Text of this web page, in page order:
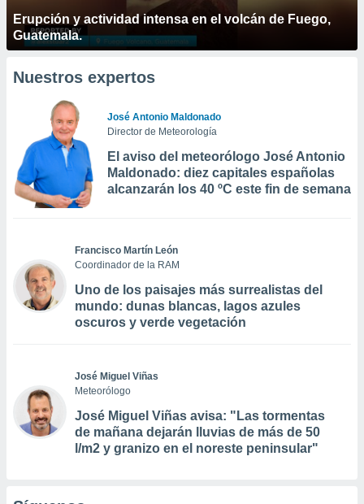
Erupción y actividad intensa en el volcán de Fuego,
Guatemala.
Nuestros expertos
José Antonio Maldonado
Director de Meteorología
El aviso del meteorólogo José Antonio
Maldonado: diez capitales españolas
alcanzarán los 40 ºC este fin de semana
Francisco Martín León
Coordinador de la RAM
Uno de los paisajes más surrealistas del
mundo: dunas blancas, lagos azules
oscuros y verde vegetación
José Miguel Viñas
Meteorólogo
José Miguel Viñas avisa: "Las tormentas
de mañana dejarán lluvias de más de 50
l/m2 y granizo en el noreste peninsular"